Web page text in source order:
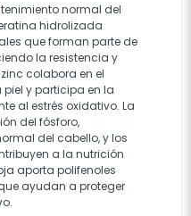
normal del
hidrolizada
que forman parte de
la resistencia y
colabora en el
y participa en la
al estrés oxidativo. La
del fósforo,
del cabello, y los
a la nutrición
aporta polifenoles
ayudan a proteger